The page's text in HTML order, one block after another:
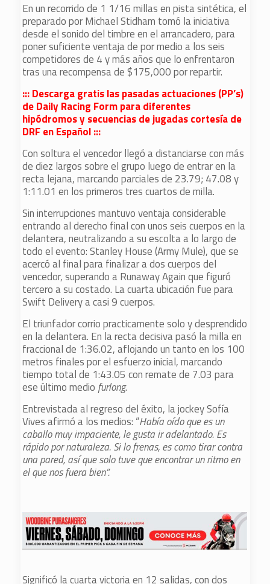
En un recorrido de 1 1/16 millas en pista sintética, el
preparado por Michael Stidham tomó la iniciativa
desde el sonido del timbre en el arrancadero, para
poner suficiente ventaja de por medio a los seis
competidores de 4 y más años que lo enfrentaron
tras una recompensa de $175,000 por repartir.
::: Descarga gratis las pasadas actuaciones (PP’s)
de Daily Racing Form para diferentes
hipódromos y secuencias de jugadas cortesía de
DRF en Español :::
Con soltura el vencedor llegó a distanciarse con más
de diez largos sobre el grupo luego de entrar en la
recta lejana, marcando parciales de 23.79; 47.08 y
1:11.01 en los primeros tres cuartos de milla.
Sin interrupciones mantuvo ventaja considerable
entrando al derecho final con unos seis cuerpos en la
delantera, neutralizando a su escolta a lo largo de
todo el evento: Stanley House (Army Mule), que se
acercó al final para finalizar a dos cuerpos del
vencedor, superando a Runaway Again que figuró
tercero a su costado. La cuarta ubicación fue para
Swift Delivery a casi 9 cuerpos.
El triunfador corrio practicamente solo y desprendido
en la delantera. En la recta decisiva pasó la milla en
fraccional de 1:36.02, aflojando un tanto en los 100
metros finales por el esfuerzo inicial, marcando
tiempo total de 1:43.05 con remate de 7.03 para
ese último medio furlong.
Entrevistada al regreso del éxito, la jockey Sofía
Vives afirmó a los medios: “Había oído que es un
caballo muy impaciente, le gusta ir adelantado. Es
rápido por naturaleza. Si lo frenas, es como tirar contra
una pared, así que solo tuve que encontrar un ritmo en
el que nos fuera bien”.
Significó la cuarta victoria en 12 salidas, con dos